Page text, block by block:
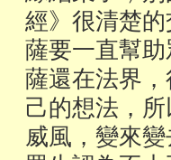
經》很清楚
薩要一直幫
薩還在法界
己的想法，
威風，變來